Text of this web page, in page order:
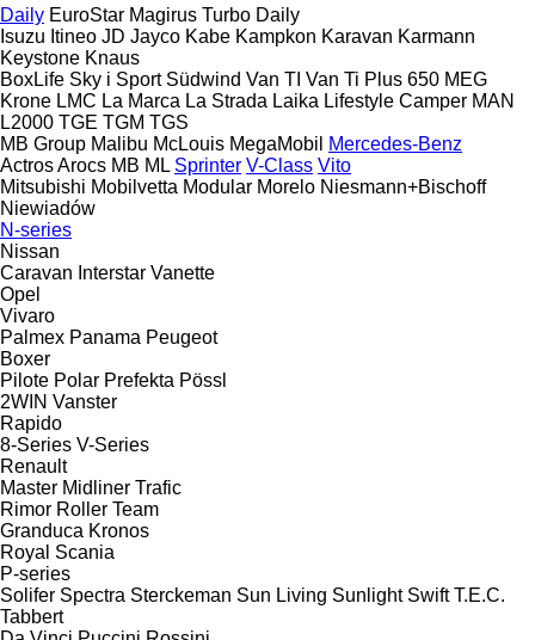
Daily EuroStar Magirus Turbo Daily
Isuzu Itineo JD Jayco Kabe Kampkon Karavan Karmann
Keystone Knaus
BoxLife Sky i Sport Südwind Van TI Van Ti Plus 650 MEG
Krone LMC La Marca La Strada Laika Lifestyle Camper MAN
L2000 TGE TGM TGS
MB Group Malibu McLouis MegaMobil
Mercedes-Benz
ActrosArocs MB ML Sprinter V-Class Vito
Mitsubishi Mobilvetta Modular Morelo Niesmann+Bischoff
Niewiadów
N-series
Nissan
Caravan Interstar Vanette
Opel
Vivaro
Palmex Panama Peugeot
Boxer
Pilote Polar Prefekta Pössl
2WIN Vanster
Rapido
8-Series V-Series
Renault
Master Midliner Trafic
Rimor Roller Team
Granduca Kronos
Royal Scania
P-series
Solifer Spectra Sterckeman Sun Living Sunlight Swift T.E.C.
Tabbert